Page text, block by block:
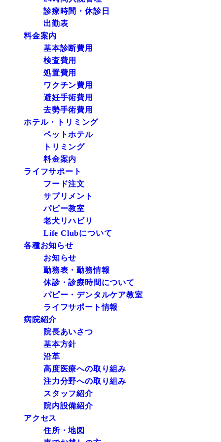
診療時間・休診日
出勤表
料金案内
基本診断費用
検査費用
処置費用
ワクチン費用
避妊手術費用
去勢手術費用
ホテル・トリミング
ペットホテル
トリミング
料金案内
ライフサポート
フード注文
サプリメント
パピー教室
老犬リハビリ
Life Clubについて
各種お知らせ
お知らせ
勤務表・勤務情報
休診・診療時間について
パピー・デンタルケア教室
ライフサポート情報
病院紹介
院長あいさつ
基本方針
沿革
高度医療への取り組み
注力分野への取り組み
スタッフ紹介
院内設備紹介
アクセス
住所・地図